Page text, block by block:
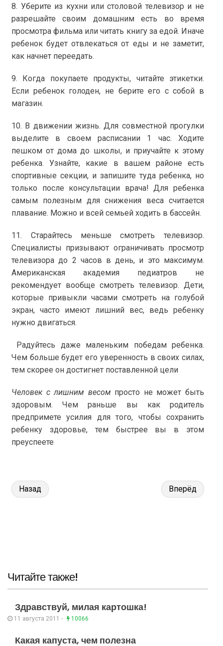
8. Уберите из кухни или столовой телевизор и не
разрешайте своим домашним есть во время
просмотра фильма или читать книгу за едой. Иначе
ребенок будет отвлекаться от еды и не заметит,
как начнет переедать.
9. Когда покупаете продукты, читайте этикетки.
Если ребенок голоден, не берите его с собой в
магазин.
10. В движении жизнь. Для совместной прогулки
выделите в своем расписании 1 час. Ходите
пешком от дома до школы, и приучайте к этому
ребенка. Узнайте, какие в вашем районе есть
спортивные секции, и запишите туда ребенка, но
только после консультации врача! Для ребенка
самым полезным для снижения веса считается
плавание. Можно и всей семьей ходить в бассейн.
11. Старайтесь меньше смотреть телевизор.
Специалисты призывают ограничивать просмотр
телевизора до 2 часов в день, и это максимум.
Американская академия педиатров не
рекомендует вообще смотреть телевизор. Дети,
которые привыкли часами смотреть на голубой
экран, часто имеют лишний вес, ведь ребенку
нужно двигаться.
Радуйтесь даже маленьким победам ребенка.
Чем больше будет его уверенность в своих силах,
тем скорее он достигнет поставленной цели
Человек с лишним весом просто не может быть
здоровым. Чем раньше вы как родитель
предпримете усилия для того, чтобы сохранить
ребенку здоровье, тем быстрее вы в этом
преуспеете
Назад Вперёд
Читайте также!
Здравствуй, милая картошка!
11 августа 2011 - 10066
Какая капуста, чем полезна